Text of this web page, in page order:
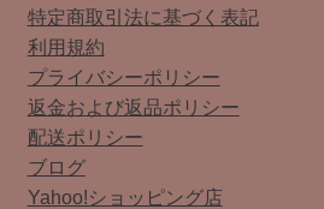
特定商取引法に基づく表記
利用規約
プライバシーポリシー
返金および返品ポリシー
配送ポリシー
ブログ
Yahoo!ショッピング店